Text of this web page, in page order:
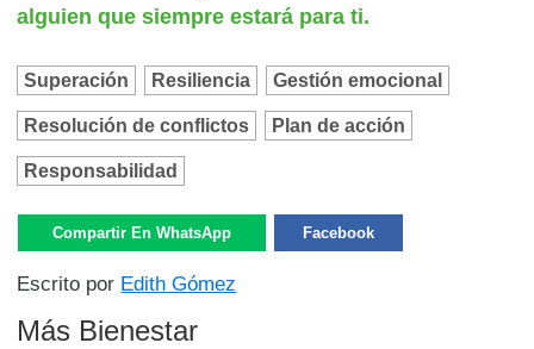
alguien que siempre estará para ti.
Superación Resiliencia Gestión emocional
Resolución de conflictos Plan de acción
Responsabilidad
Compartir En WhatsApp Facebook
Escrito por Edith Gómez
Más Bienestar